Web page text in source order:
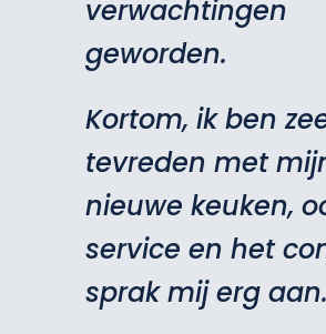
verwachtingen
geworden.
Kortom, ik ben
tevreden met
nieuwe keuken,
service en het
sprak mij erg